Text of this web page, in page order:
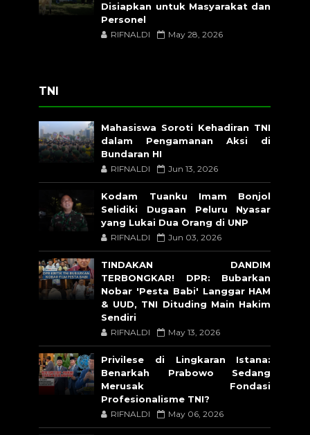
Disiapkan untuk Masyarakat dan
Personel
RIFNALDI May 28, 2026
TNI
Mahasiswa Soroti Kehadiran TNI
dalam Pengamanan Aksi di
Bundaran HI
RIFNALDI Jun 13, 2026
Kodam Tuanku Imam Bonjol
Selidiki Dugaan Peluru Nyasar
yang Lukai Dua Orang di UNP
RIFNALDI Jun 03, 2026
TINDAKAN DANDIM
TERBONGKAR! DPR: Bubarkan
Nobar 'Pesta Babi' Langgar HAM
& UUD, TNI Dituding Main Hakim
Sendiri
RIFNALDI May 13, 2026
Privilese di Lingkaran Istana:
Benarkah Prabowo Sedang
Merusak Fondasi
Profesionalisme TNI?
RIFNALDI May 06, 2026